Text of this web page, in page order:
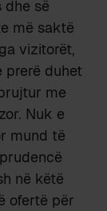
dhe së
më saktë
vizitorët,
prerë duhet
me
Nuk e
mund të
në këtë
ofertë për